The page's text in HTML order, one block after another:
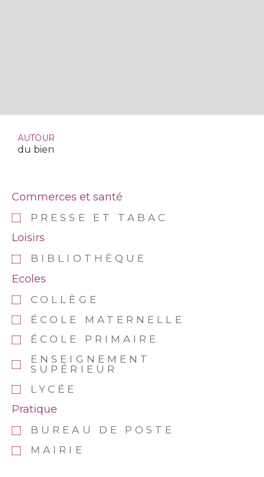
AUTOUR
du bien
Commerces et santé
PRESSE ET TABAC
Loisirs
BIBLIOTHÈQUE
Ecoles
COLLÈGE
ÉCOLE MATERNELLE
ÉCOLE PRIMAIRE
ENSEIGNEMENT
SUPÉRIEUR
LYCÉE
Pratique
BUREAU DE POSTE
MAIRIE